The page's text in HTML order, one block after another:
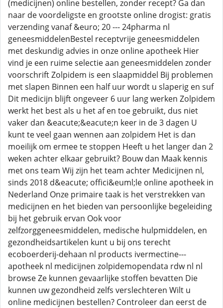
(medicijnen) online bestellen, zonder recept? Ga dan
naar de voordeligste en grootste online drogist: gratis
verzending vanaf &euro; 20 --- 24pharma nl
geneesmiddelenBestel receptvrije geneesmiddelen
met deskundig advies in onze online apotheek Hier
vind je een ruime selectie aan geneesmiddelen zonder
voorschrift Zolpidem is een slaapmiddel Bij problemen
met slapen Binnen een half uur wordt u slaperig en suf
Dit medicijn blijft ongeveer 6 uur lang werken Zolpidem
werkt het best als u het af en toe gebruikt, dus niet
vaker dan &eacute;&eacute;n keer in de 3 dagen U
kunt te veel gaan wennen aan zolpidem Het is dan
moeilijk om ermee te stoppen Heeft u het langer dan 2
weken achter elkaar gebruikt? Bouw dan Maak kennis
met ons team Wij zijn het team achter Medicijnen nl,
sinds 2018 d&eacute; offici&euml;le online apotheek in
Nederland Onze primaire taak is het verstrekken van
medicijnen en het bieden van persoonlijke begeleiding
bij het gebruik ervan Ook voor
zelfzorggeneesmiddelen, medische hulpmiddelen, en
gezondheidsartikelen kunt u bij ons terecht
ecoboerderij-dehaan nl products ivermectine---
apotheek nl medicijnen zolpidemopendata rdw nl nl
browse Ze kunnen gevaarlijke stoffen bevatten Die
kunnen uw gezondheid zelfs verslechteren Wilt u
online medicijnen bestellen? Controleer dan eerst de